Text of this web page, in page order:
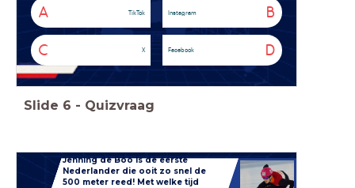
A TikTok B
Instagram
C X D
Facebook
Slide 6 - Quizvraag
Jenning de Boo is de eerste
Nederlander die ooit zo snel de
500 meter reed! Met welke tijd